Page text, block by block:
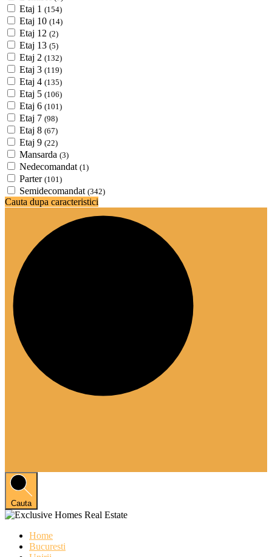
Etaj 1 (154)
Etaj 10 (14)
Etaj 12 (2)
Etaj 13 (5)
Etaj 2 (132)
Etaj 3 (119)
Etaj 4 (135)
Etaj 5 (106)
Etaj 6 (101)
Etaj 7 (98)
Etaj 8 (67)
Etaj 9 (22)
Mansarda (3)
Nedecomandat (1)
Parter (101)
Semidecomandat (342)
Cauta dupa caracteristici
Cauta
Home
Bucuresti